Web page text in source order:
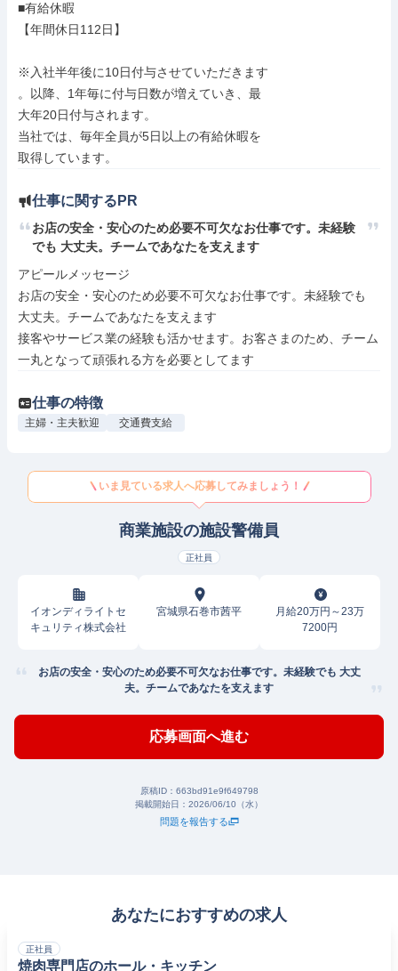
■有給休暇
【年間休日112日】
※入社半年後に10日付与させていただきます
。以降、1年毎に付与日数が増えていき、最
大年20日付与されます。
当社では、毎年全員が5日以上の有給休暇を
取得しています。
仕事に関するPR
お店の安全・安心のため必要不可欠なお仕事です。未経験
でも 大丈夫。チームであなたを支えます
アピールメッセージ
お店の安全・安心のため必要不可欠なお仕事です。未経験でも
大丈夫。チームであなたを支えます
接客やサービス業の経験も活かせます。お客さまのため、チーム
一丸となって頑張れる方を必要としてます
仕事の特徴
主婦・主夫歓迎 交通費支給
いま見ている求人へ応募してみましょう！
商業施設の施設警備員
正社員
イオンディライトセ
キュリティ株式会社
宮城県石巻市茜平
月給20万円～23万
7200円
お店の安全・安心のため必要不可欠なお仕事です。未経験でも 大丈
夫。チームであなたを支えます
応募画面へ進む
原稿ID： 663bd91e9f649798
掲載開始日： 2026/06/10（水）
問題を報告する
あなたにおすすめの求人
正社員
焼肉専門店のホール・キッチン